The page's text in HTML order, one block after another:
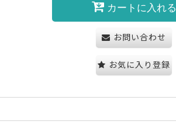
カートに入れる
お問い合わせ
お気に入り登録